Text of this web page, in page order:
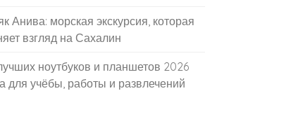
Анива: морская экскурсия, которая
взгляд на Сахалин
ноутбуков и планшетов 2026
для учёбы, работы и развлечений